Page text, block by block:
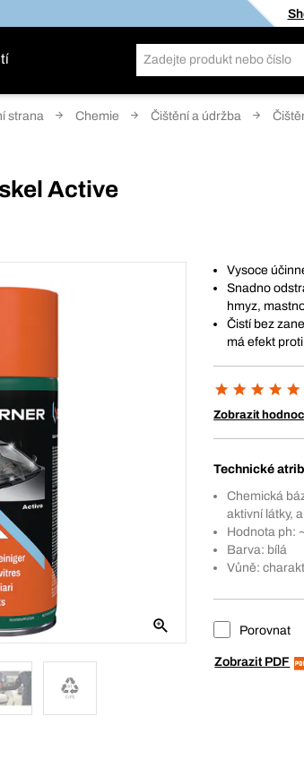
strana Chemie Čištění a údržba
Active
Vysoce
Snadno
hmyz,
Čistí bez
má efekt
Zobrazit
Technické
Chemická
aktivní látky,
Hodnota ph:
Barva: bílá
Vůně:
Porovnat
Zobrazit PDF